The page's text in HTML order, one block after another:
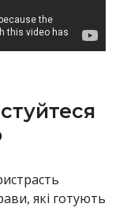
які готують